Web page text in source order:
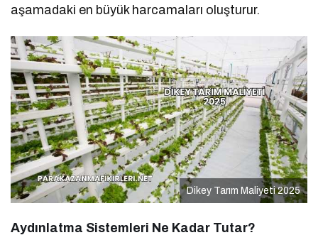
aşamadaki en büyük harcamaları oluşturur.
Dikey Tarım Maliyeti 2025
Aydınlatma Sistemleri Ne Kadar Tutar?